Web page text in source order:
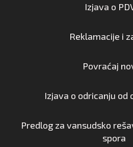
Izjava o
Reklamacije i
Povraćaj
Izjava o odricanju od
Predlog za vansudsko
spora